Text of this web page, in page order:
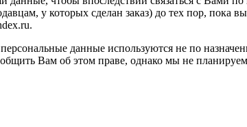
у которых сделан заказ) до тех пор, пока
данные используются не по
Вам об этом праве, однако мы не